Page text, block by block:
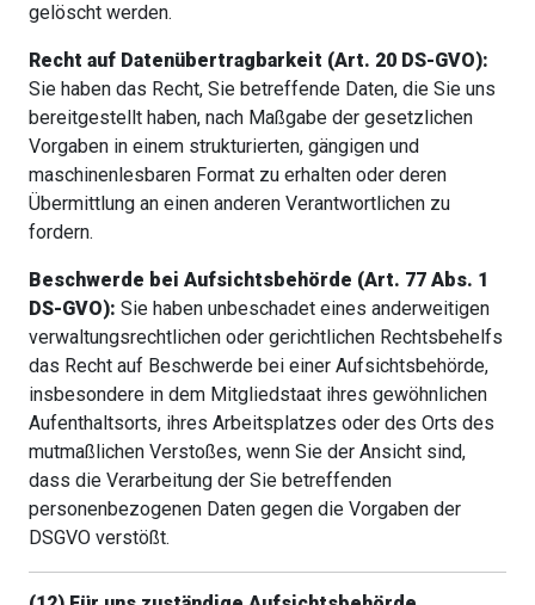
gelöscht werden.
Recht auf Datenübertragbarkeit (Art. 20 DS-GVO):
Sie haben das Recht, Sie betreffende Daten, die Sie uns
bereitgestellt haben, nach Maßgabe der gesetzlichen
Vorgaben in einem strukturierten, gängigen und
maschinenlesbaren Format zu erhalten oder deren
Übermittlung an einen anderen Verantwortlichen zu
fordern.
Beschwerde bei Aufsichtsbehörde (Art. 77 Abs. 1
DS-GVO): Sie haben unbeschadet eines anderweitigen
verwaltungsrechtlichen oder gerichtlichen Rechtsbehelfs
das Recht auf Beschwerde bei einer Aufsichtsbehörde,
insbesondere in dem Mitgliedstaat ihres gewöhnlichen
Aufenthaltsorts, ihres Arbeitsplatzes oder des Orts des
mutmaßlichen Verstoßes, wenn Sie der Ansicht sind,
dass die Verarbeitung der Sie betreffenden
personenbezogenen Daten gegen die Vorgaben der
DSGVO verstößt.